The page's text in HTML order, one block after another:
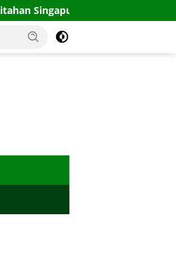
10 Kartu Legacy 100